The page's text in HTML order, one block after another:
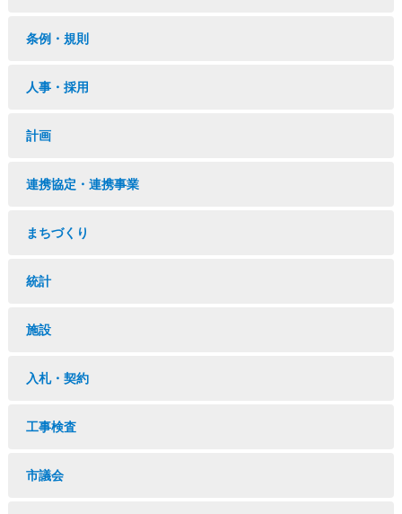
条例・規則
人事・採用
計画
連携協定・連携事業
まちづくり
統計
施設
入札・契約
工事検査
市議会